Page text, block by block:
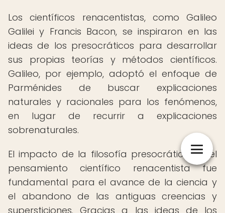
Los científicos renacentistas, como Galileo
Galilei y Francis Bacon, se inspiraron en las
ideas de los presocráticos para desarrollar
sus propias teorías y métodos científicos.
Galileo, por ejemplo, adoptó el enfoque de
Parménides de buscar explicaciones
naturales y racionales para los fenómenos,
en lugar de recurrir a explicaciones
sobrenaturales.
El impacto de la filosofía presocrática en el
pensamiento científico renacentista fue
fundamental para el avance de la ciencia y
el abandono de las antiguas creencias y
supersticiones. Gracias a las ideas de los